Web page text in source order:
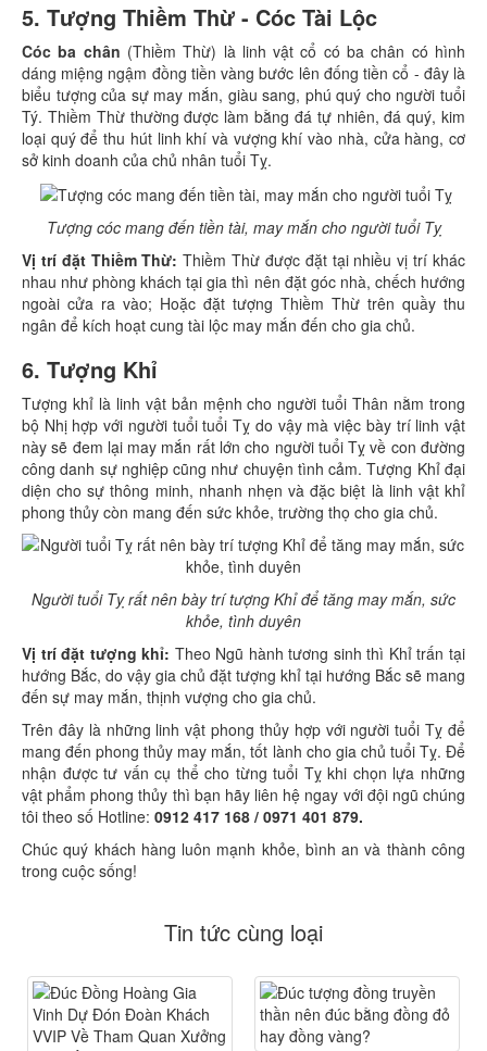
5. Tượng Thiềm Thừ - Cóc Tài Lộc
Cóc ba chân (Thiềm Thừ) là linh vật cổ có ba chân có hình
dáng miệng ngậm đồng tiền vàng bước lên đống tiền cổ - đây là
biểu tượng của sự may mắn, giàu sang, phú quý cho người tuổi
Tý. Thiềm Thừ thường được làm bằng đá tự nhiên, đá quý, kim
loại quý để thu hút linh khí và vượng khí vào nhà, cửa hàng, cơ
sở kinh doanh của chủ nhân tuổi Tỵ.
Tượng cóc mang đến tiền tài, may mắn cho người tuổi Tỵ
Vị trí đặt Thiềm Thừ: Thiềm Thừ được đặt tại nhiều vị trí khác
nhau như phòng khách tại gia thì nên đặt góc nhà, chếch hướng
ngoài cửa ra vào; Hoặc đặt tượng Thiềm Thừ trên quầy thu
ngân để kích hoạt cung tài lộc may mắn đến cho gia chủ.
6. Tượng Khỉ
Tượng khỉ là linh vật bản mệnh cho người tuổi Thân nằm trong
bộ Nhị hợp với người tuổi tuổi Tỵ do vậy mà việc bày trí linh vật
này sẽ đem lại may mắn rất lớn cho người tuổi Tỵ về con đường
công danh sự nghiệp cũng như chuyện tình cảm. Tượng Khỉ đại
diện cho sự thông minh, nhanh nhẹn và đặc biệt là linh vật khỉ
phong thủy còn mang đến sức khỏe, trường thọ cho gia chủ.
Người tuổi Tỵ rất nên bày trí tượng Khỉ để tăng may mắn, sức
khỏe, tình duyên
Vị trí đặt tượng khỉ: Theo Ngũ hành tương sinh thì Khỉ trấn tại
hướng Bắc, do vậy gia chủ đặt tượng khỉ tại hướng Bắc sẽ mang
đến sự may mắn, thịnh vượng cho gia chủ.
Trên đây là những linh vật phong thủy hợp với người tuổi Tỵ để
mang đến phong thủy may mắn, tốt lành cho gia chủ tuổi Tỵ. Để
nhận được tư vấn cụ thể cho từng tuổi Tỵ khi chọn lựa những
vật phẩm phong thủy thì bạn hãy liên hệ ngay với đội ngũ chúng
tôi theo số Hotline: 0912 417 168 / 0971 401 879.
Chúc quý khách hàng luôn mạnh khỏe, bình an và thành công
trong cuộc sống!
Tin tức cùng loại